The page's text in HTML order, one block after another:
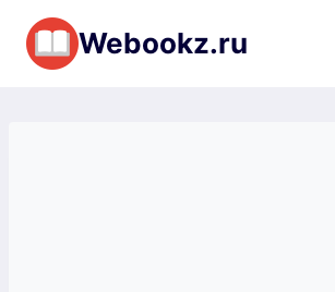
Перейти
содержимому
Webookz.ru